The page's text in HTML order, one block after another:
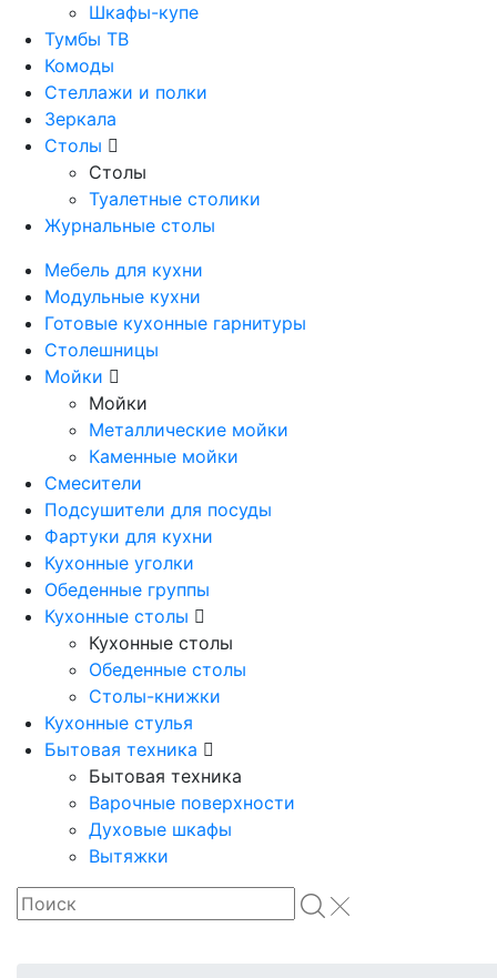
Шкафы-купе
Тумбы ТВ
Комоды
Стеллажи и полки
Зеркала
Столы
Столы
Туалетные столики
Журнальные столы
Мебель для кухни
Модульные кухни
Готовые кухонные гарнитуры
Столешницы
Мойки
Мойки
Металлические мойки
Каменные мойки
Смесители
Подсушители для посуды
Фартуки для кухни
Кухонные уголки
Обеденные группы
Кухонные столы
Кухонные столы
Обеденные столы
Столы-книжки
Кухонные стулья
Бытовая техника
Бытовая техника
Варочные поверхности
Духовые шкафы
Вытяжки